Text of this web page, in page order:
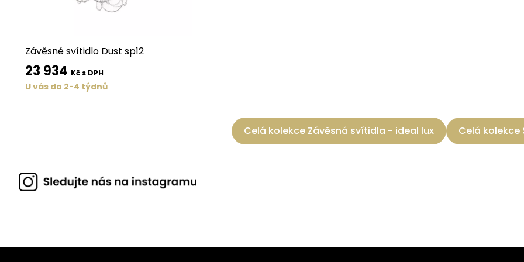
Závěsné svítidlo Dust sp12
23 934 Kč s DPH
U vás do 2-4 týdnů
Celá kolekce Závěsná svítidla - ideal lux Celá kolekce